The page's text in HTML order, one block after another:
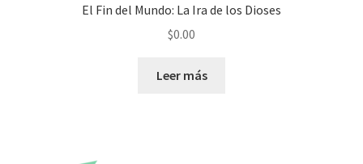
El Fin del Mundo: La Ira de los Dioses
$0.00
Leer más